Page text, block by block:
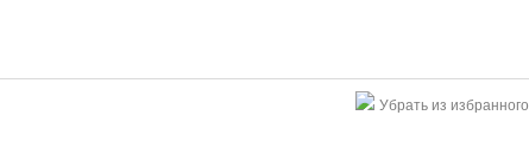
Убрать из избранного